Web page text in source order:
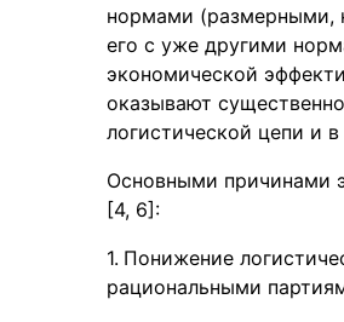
нормами (размерными,
его с уже другими
экономической
оказывают
логистической цепи и
Основными причинами
[4, 6]:
Понижение
рациональными